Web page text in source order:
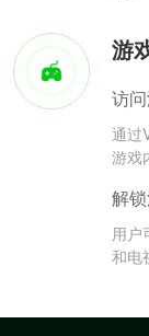
游
访
通过
游戏
解
用户
和电